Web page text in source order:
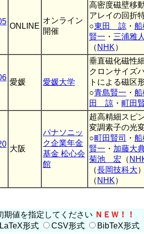
ONLINE
オンライン
開催
高密度磁壁移
アレイの回折
○東田 諒 ・ 船
賢一 ・ 三浦雅
（ NHK）
愛媛 愛媛大学
垂直磁化磁性
クロンサイズ
トによる磁区
○青島賢一 ・ 船
田 諒 ・ 町田
大阪
パナソニッ
ク企業年金
基金 松心会
館
超高精細スピ
変調素子の光
○町田賢司 ・ 船
賢一 ・ 加藤大
菊池 宏 （
（長岡技科大
（ NHK）
期値を指定してください ＮＥＷ！！
形式 CSV形式 BibTeX形式